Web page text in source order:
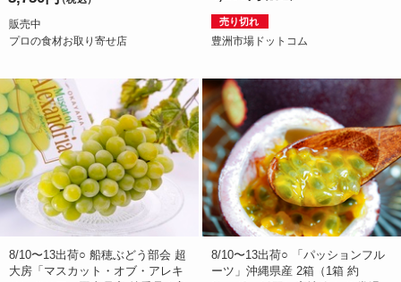
販売中
プロの食材お取り寄せ店
売り切れ
豊洲市場ドットコム
8/10〜13出荷○ 船穂ぶどう部会 超
大房「マスカット・オブ・アレキ
8/10〜13出荷○ 「パッションフル
ーツ」沖縄県産 2箱（1箱 約